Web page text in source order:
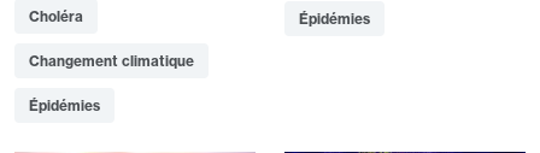
Choléra
Changement climatique
Épidémies
Épidémies